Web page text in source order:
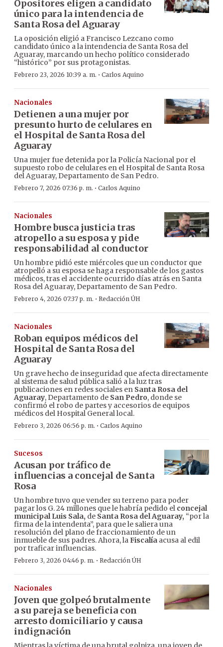
Opositores eligen a candidato
único para la intendencia de
Santa Rosa del Aguaray
La oposición eligió a Francisco Lezcano como
candidato único a la intendencia de Santa Rosa del
Aguaray, marcando un hecho político considerado
“histórico” por sus protagonistas.
Febrero 23, 2026 10:39 a. m. · Carlos Aquino
Nacionales
Detienen a una mujer por
presunto hurto de celulares en
el Hospital de Santa Rosa del
Aguaray
Una mujer fue detenida por la Policía Nacional por el
supuesto robo de celulares en el Hospital de Santa Rosa
del Aguaray, Departamento de San Pedro.
Febrero 7, 2026 07:36 p. m. · Carlos Aquino
Nacionales
Hombre busca justicia tras
atropello a su esposa y pide
responsabilidad al conductor
Un hombre pidió este miércoles que un conductor que
atropelló a su esposa se haga responsable de los gastos
médicos, tras el accidente ocurrido días atrás en Santa
Rosa del Aguaray, Departamento de San Pedro.
Febrero 4, 2026 07:37 p. m. · Redacción ÚH
Nacionales
Roban equipos médicos del
Hospital de Santa Rosa del
Aguaray
Un grave hecho de inseguridad que afecta directamente
al sistema de salud pública salió a la luz tras
publicaciones en redes sociales en Santa Rosa del
Aguaray, Departamento de San Pedro, donde se
confirmó el robo de partes y accesorios de equipos
médicos del Hospital General local.
Febrero 3, 2026 06:56 p. m. · Carlos Aquino
Sucesos
Acusan por tráfico de
influencias a concejal de Santa
Rosa
Un hombre tuvo que vender su terreno para poder
pagar los G. 24 millones que le habría pedido el concejal
municipal Luis Sala, de Santa Rosa del Aguaray, “por la
firma de la intendenta”, para que le saliera una
resolución del plano de fraccionamiento de un
inmueble de sus padres. Ahora, laFiscalía acusa al edil
por traficar influencias.
Febrero 3, 2026 04:46 p. m. · Redacción ÚH
Nacionales
Joven que golpeó brutalmente
a su pareja se beneficia con
arresto domiciliario y causa
indignación